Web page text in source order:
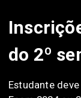
do 2º
Estudante